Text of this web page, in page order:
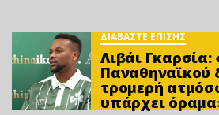
ΔΙΑΒΑΣΤΕ ΕΠΙΣΗΣ
Λιβάι Γκαρσία:
Παναθηναϊκού
τρομερή
υπάρχει